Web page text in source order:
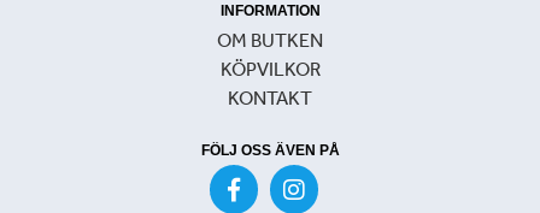
INFORMATION
OM BUTKEN
KÖPVILKOR
KONTAKT
FÖLJ OSS ÄVEN PÅ